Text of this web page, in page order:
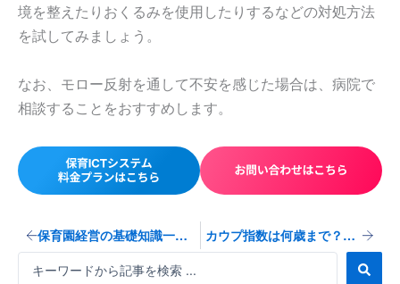
境を整えたりおくるみを使用したりするなどの対処方法
を試してみましょう。
なお、モロー反射を通して不安を感じた場合は、病院で
相談することをおすすめします。
Prev 保育園経営の基礎知識一覧｜メリットや経営者が抱える悩みなどを徹底解説！ カウプ指数は何歳まで？計算式や標準体重の判定基準を解説 Next